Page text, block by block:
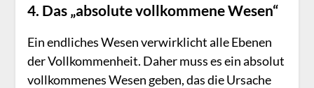
4. Das „absolute vollkommene Wesen“
Ein endliches Wesen verwirklicht alle Ebenen
der Vollkommenheit. Daher muss es ein absolut
vollkommenes Wesen geben, das die Ursache